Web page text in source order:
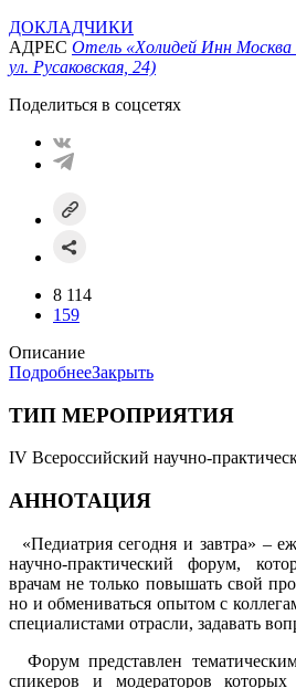
ДОКЛАДЧИКИ
АДРЕС Отель «Холидей Инн Москва
ул. Русаковская, 24)
Поделиться в соцсетях
8 114
159
Описание
ПодробнееЗакрыть
ТИП МЕРОПРИЯТИЯ
IV Всероссийский научно-
АННОТАЦИЯ
«Педиатрия сегодня и завтра» –
научно-практический форум,
врачам не только повышать свой
но и обмениваться опытом с
специалистами отрасли, задавать
Форум представлен
спикеров и модераторов